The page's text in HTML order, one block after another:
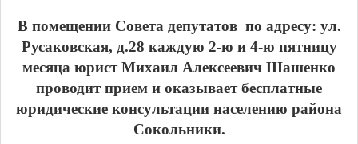
В помещении Совета депутатов по адресу: ул.
Русаковская, д.28 каждую 2-ю и 4-ю пятницу
месяца юрист Михаил Алексеевич Шашенко
проводит прием и оказывает бесплатные
юридические консультации населению района
Сокольники.